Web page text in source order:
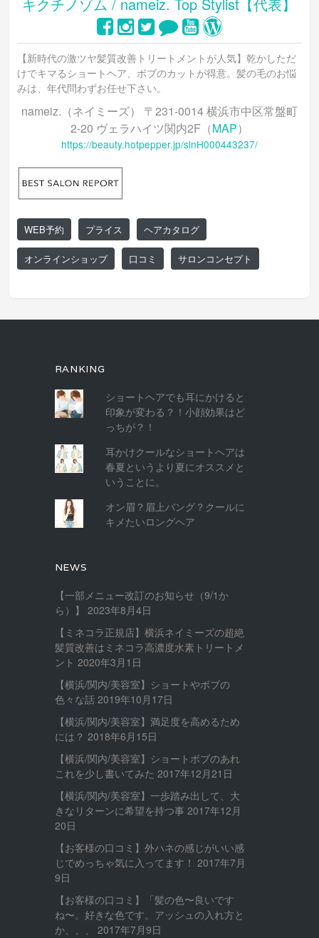
【新時代の激ツヤ髪質改善トリートメントが人気】乾かしただ
けでキマるショートヘア、ボブのカットが得意。髪の毛のお悩
みは、年代問わずお任せ下さい。
nameiz.（ネイミーズ） 〒231-0014 横浜市中区常盤町
2-20 ヴェラハイツ関内2F（MAP）
https://beauty.hotpepper.jp/slnH000443237/
WEB予約 プライス ヘアカタログ
オンラインショップ 口コミ サロンコンセプト
RANKING
ショートヘアでも耳にかけると
印象が変わる？！小顔効果はど
っちが？！
耳かけクールなショートヘアは
春夏というより夏にオススメと
いうことに。
オン眉？眉上バング？クールに
キメたいロングヘア
NEWS
【一部メニュー改訂のお知らせ（9/1か
ら）】
2023年8月4日
【ミネコラ正規店】横浜ネイミーズの超絶
髪質改善はミネコラ高濃度水素トリートメ
ント 2020年3月1日
【横浜/関内/美容室】ショートやボブの
色々な話 2019年10月17日
【横浜/関内/美容室】満足度を高めるため
には？ 2018年6月15日
【横浜/関内/美容室】ショートボブのあれ
これを少し書いてみた 2017年12月21日
【横浜/関内/美容室】一歩踏み出して、大
きなリターンに希望を持つ事 2017年12月
20日
【お客様の口コミ】外ハネの感じがいい感
じでめっちゃ気に入ってます！ 2017年7月
9日
【お客様の口コミ】「髪の色〜良いです
ね〜。好きな色です。アッシュの入れ方と
か、、、
2017年7月9日